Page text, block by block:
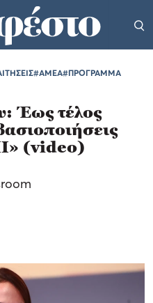
#ΑΜΕΑ#ΠΡΟΓΡΑΜΜΑ
Έως τέλος
(video)